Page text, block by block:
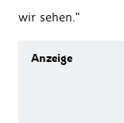
wir sehen."